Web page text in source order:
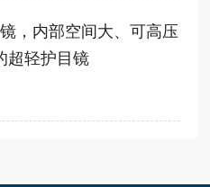
，内部空间大、可高压
超轻护目镜